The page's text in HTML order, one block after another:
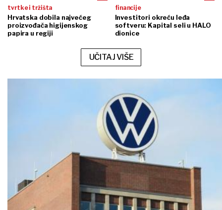
tvrtke i tržišta
Hrvatska dobila najvećeg
proizvođača higijenskog
papira u regiji
financije
Investitori okreću leđa
softveru: Kapital seli u HALO
dionice
UČITAJ VIŠE